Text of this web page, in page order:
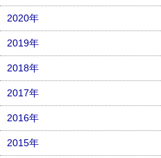
2020年
2019年
2018年
2017年
2016年
2015年